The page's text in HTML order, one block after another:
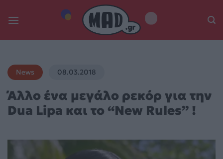
News 08.03.2018
Άλλο ένα μεγάλο ρεκόρ για την
Dua Lipa και το “New Rules” !